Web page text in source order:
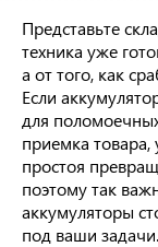
Представьте
техника уже
а от того, как
Если
для
приемка товара,
простоя
поэтому так
аккумуляторы
под ваши задачи.